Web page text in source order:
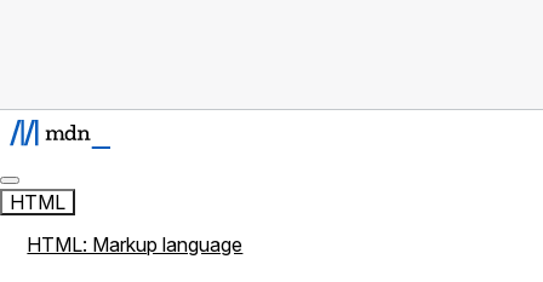
HTML
HTML: Markup language